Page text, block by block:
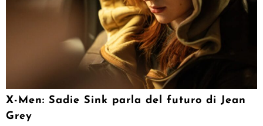
X-Men: Sadie Sink parla del futuro di Jean
Grey